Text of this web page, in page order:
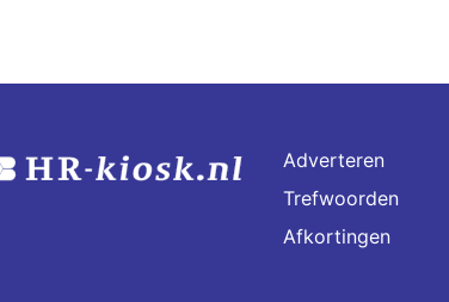
Adverteren
Trefwoorden
Afkortingen